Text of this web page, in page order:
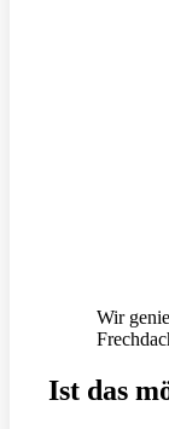
Wir
Ist das